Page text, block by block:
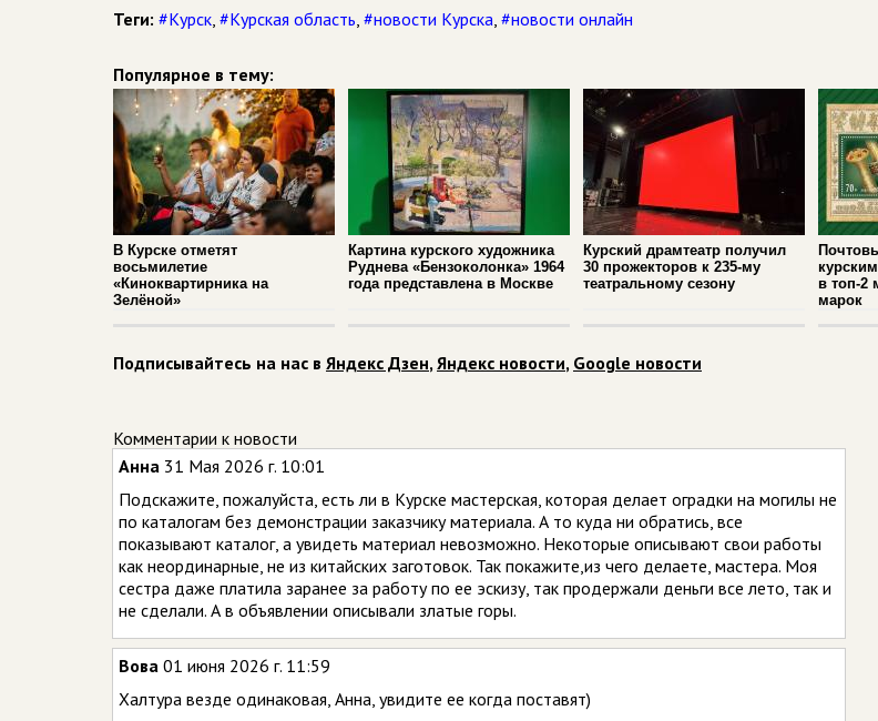
Теги: #Курск, #Курская область, #новости Курска, #новости онлайн
Популярное в тему:
В Курске отметят
восьмилетие
«Киноквартирника на
Зелёной»
Картина курского художника
Руднева «Бензоколонка» 1964
года представлена в Москве
Курский драмтеатр получил
30 прожекторов к 235‑му
театральному сезону
в топ‑2
марок
Подписывайтесь на нас в Яндекс Дзен,Яндекс новости, Google новости
Комментарии к новости
Анна 31 Мая 2026 г. 10:01
Подскажите, пожалуйста, есть ли в Курске мастерская, которая делает оградки на могилы не
по каталогам без демонстрации заказчику материала. А то куда ни обратись, все
показывают каталог, а увидеть материал невозможно. Некоторые описывают свои работы
как неординарные, не из китайских заготовок. Так покажите,из чего делаете, мастера. Моя
сестра даже платила заранее за работу по ее эскизу, так продержали деньги все лето, так и
не сделали. А в объявлении описывали златые горы.
Вова 01 июня 2026 г. 11:59
Халтура везде одинаковая, Анна, увидите ее когда поставят)